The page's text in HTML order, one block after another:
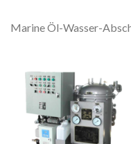
Marine Öl-Wasser-